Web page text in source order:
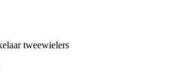
tweewielers